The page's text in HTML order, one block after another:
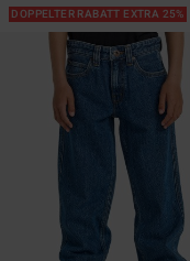
DOPPELTER RABATT EXTRA 25%